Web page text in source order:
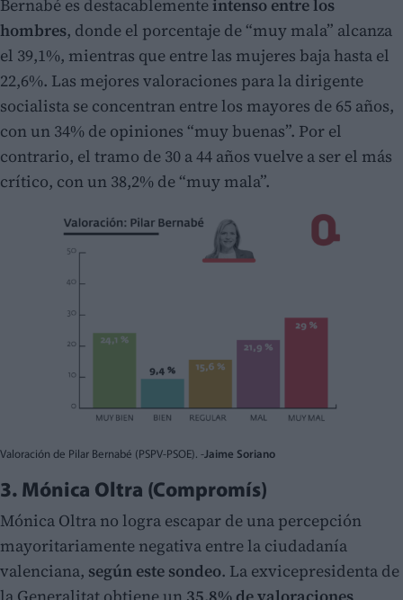
Bernabé es destacablementeintenso entre los
hombres, donde el porcentaje de “muy mala” alcanza
el 39,1%, mientras que entre las mujeres baja hasta el
22,6%. Las mejores valoraciones para la dirigente
socialista se concentran entre los mayores de 65 años,
con un 34% de opiniones “muy buenas”. Por el
contrario, el tramo de 30 a 44 años vuelve a ser el más
crítico, con un 38,2% de “muy mala”.
Valoración de Pilar Bernabé (PSPV-PSOE). -Jaime Soriano
3. Mónica Oltra (Compromís)
Mónica Oltra no logra escapar de una percepción
mayoritariamente negativa entre la ciudadanía
valenciana, según este sondeo. La exvicepresidenta de